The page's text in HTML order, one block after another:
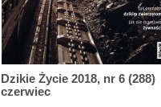
Dzikie Życie 2018, nr 6 (288)
czerwiec